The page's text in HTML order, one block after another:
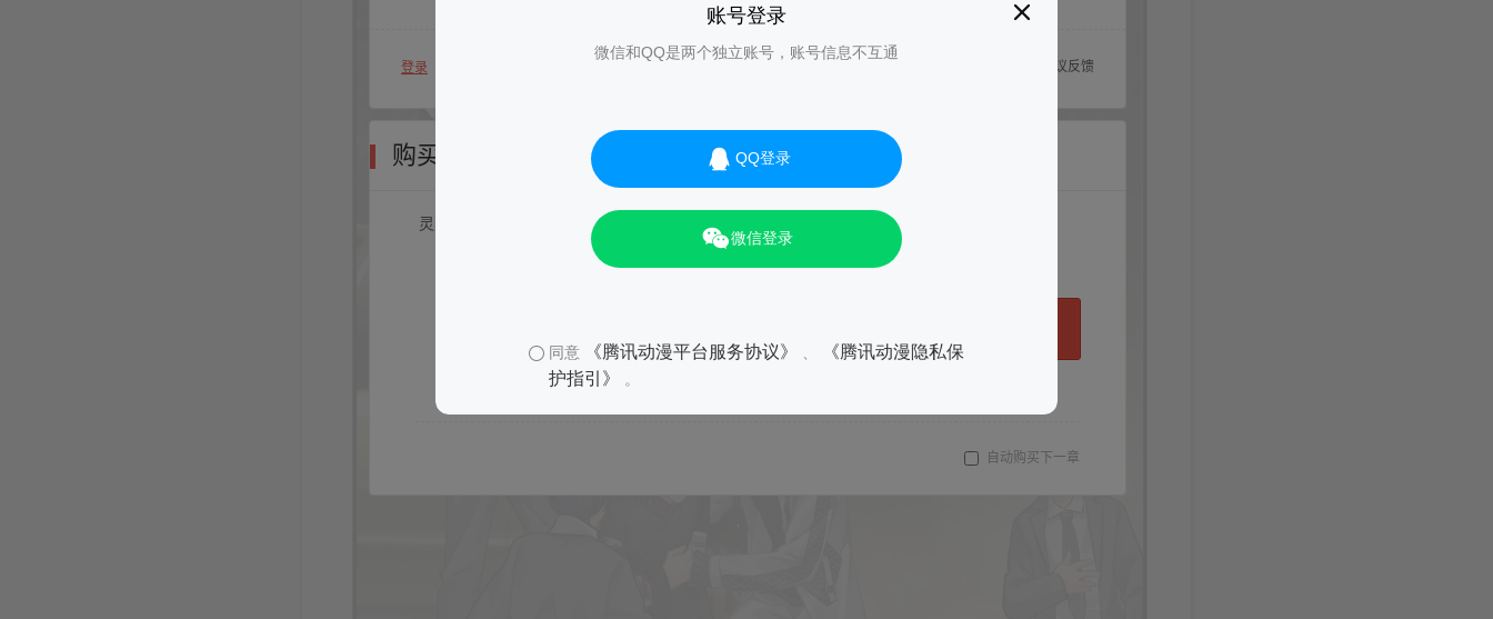
账号登录
微信和QQ是两个独立账号，账号信息不互通
QQ登录
微信登录
同意 《腾讯动漫平台服务协议》
《腾讯动漫隐私保
护指引》
。